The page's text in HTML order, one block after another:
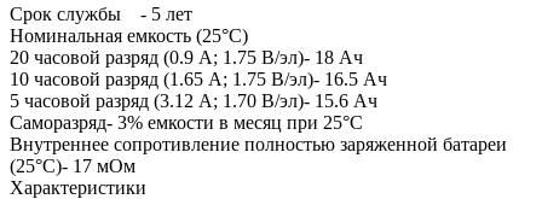
Срок службы - 5 лет
Номинальная емкость (25°С)
20 часовой разряд (0.9 А; 1.75 В/эл)- 18 Ач
10 часовой разряд (1.65 А; 1.75 В/эл)- 16.5 Ач
5 часовой разряд (3.12 А; 1.70 В/эл)- 15.6 Ач
Саморазряд- 3% емкости в месяц при 25°С
Внутреннее сопротивление полностью заряженной батареи
(25°С)- 17 мОм
Характеристики